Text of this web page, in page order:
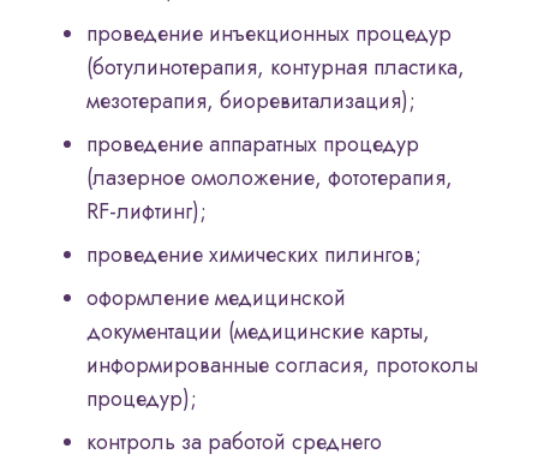
проведение инъекционных процедур
(ботулинотерапия, контурная пластика,
мезотерапия, биоревитализация);
проведение аппаратных процедур
(лазерное омоложение, фототерапия,
RF-лифтинг);
проведение химических пилингов;
оформление медицинской
документации (медицинские карты,
информированные согласия, протоколы
процедур);
контроль за работой среднего